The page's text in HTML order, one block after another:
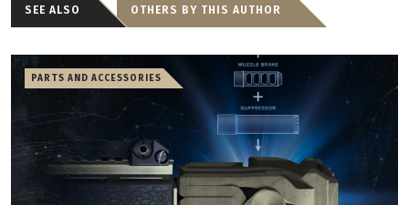
SEE ALSO OTHERS BY THIS AUTHOR
PARTS AND ACCESSORIES